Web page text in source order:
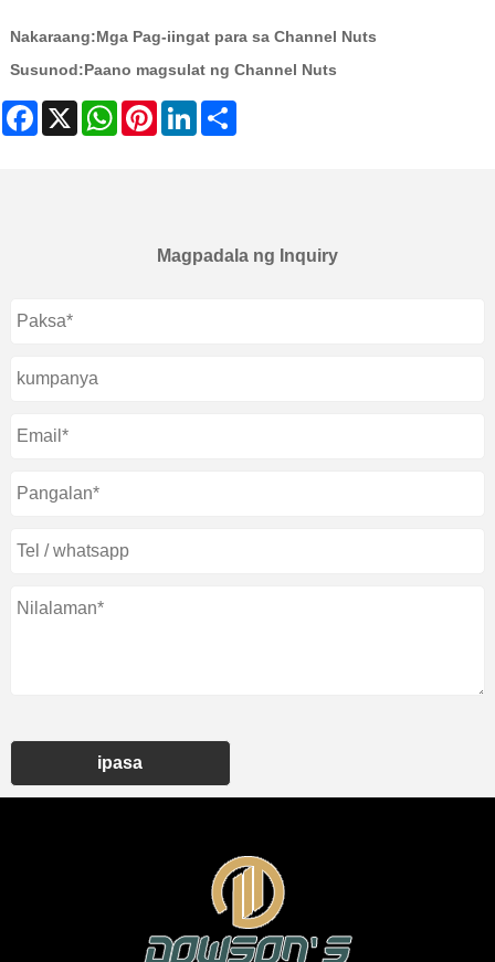
Nakaraang:Mga Pag-iingat para sa Channel Nuts
Susunod:Paano magsulat ng Channel Nuts
Facebook
X WhatsAppPinterestLinkedIn
Magpadala ng Inquiry
ipasa